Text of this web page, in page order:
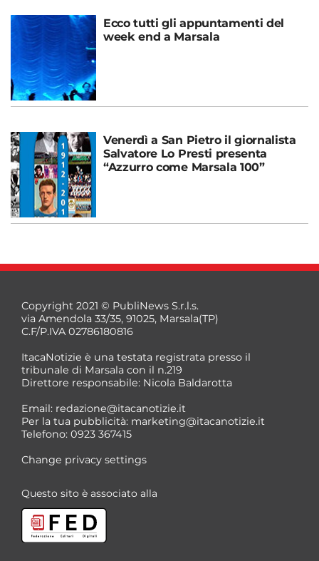
Ecco tutti gli appuntamenti del
week end a Marsala
Venerdì a San Pietro il giornalista
Salvatore Lo Presti presenta
“Azzurro come Marsala 100”
Copyright 2021 © PubliNews S.r.l.s.
via Amendola 33/35, 91025, Marsala(TP)
C.F/P.IVA 02786180816
ItacaNotizie è una testata registrata presso il
tribunale di Marsala con il n.219
Direttore responsabile: Nicola Baldarotta
Email: redazione@itacanotizie.it
Per la tua pubblicità: marketing@itacanotizie.it
Telefono: 0923 367415
Change privacy settings
Questo sito è associato alla